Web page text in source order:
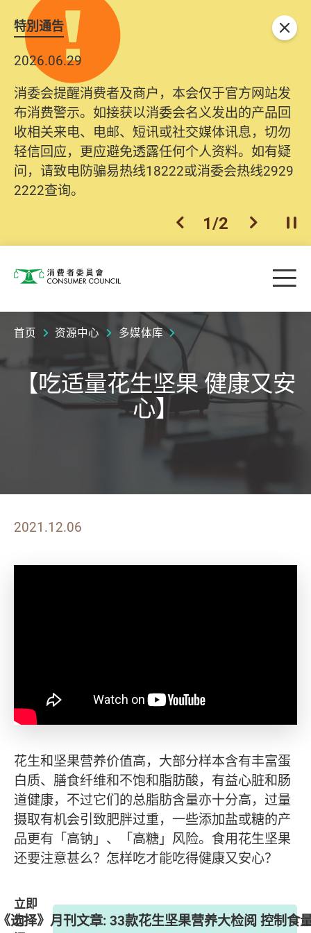
特別通告
2026.06.29
消委会提醒消费者及商户，本会仅于官方网站发
布消费警示。如接获以消委会名义发出的产品回
收相关来电、电邮、短讯或社交媒体讯息，切勿
轻信回应，更应避免透露任何个人资料。如有疑
问，请致电防骗易热线18222或消委会热线2929
2222查询。
上一个
1/2 下一个开
关闭
消费者委员会 目
首页 资源中心 多媒体库
【吃适量花生坚果 健康又安
心】
2021.12.06
花生和坚果营养价值高，大部分样本含有丰富蛋
白质、膳食纤维和不饱和脂肪酸，有益心脏和肠
道健康，不过它们的总脂肪含量亦十分高，过量
摄取有机会引致肥胖过重，一些添加盐或糖的产
品更有「高钠」、「高糖」风险。食用花生坚果
还要注意甚么？怎样吃才能吃得健康又安心？
立即
订
选择》月刊文章: 33款花生坚果营养大检阅 控制食